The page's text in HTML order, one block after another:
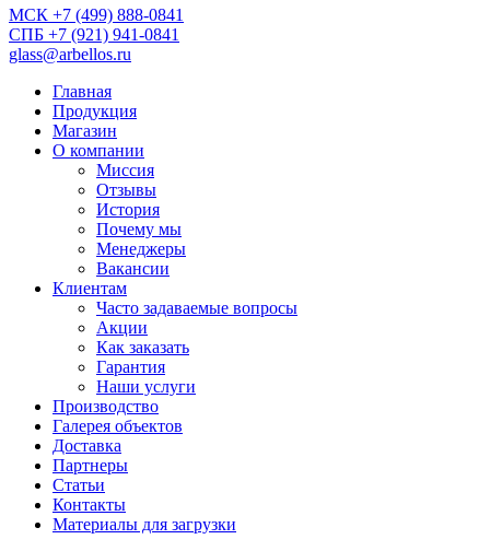
МСК +7 (499) 888-0841
СПБ +7 (921) 941-0841
glass@arbellos.ru
Главная
Продукция
Магазин
О компании
Миссия
Отзывы
История
Почему мы
Менеджеры
Вакансии
Клиентам
Часто задаваемые вопросы
Акции
Как заказать
Гарантия
Наши услуги
Производство
Галерея объектов
Доставка
Партнеры
Статьи
Контакты
Материалы для загрузки